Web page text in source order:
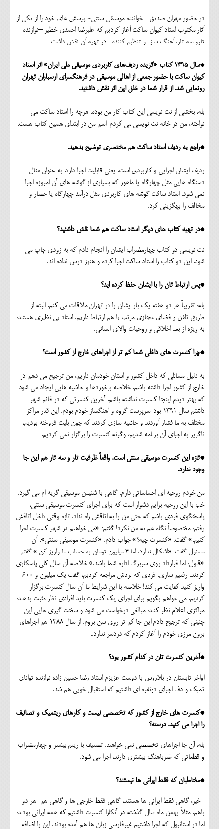
در حضور مهران صدیق –خواننده موسیقی سنتی- پرسش های خود را از یکی از
آثار مکتوب استاد کیوان ساکت آغاز کردیم که علیرضا احمدی خطیر –نوازنده
تارو سه تار، آهنگ ساز و تنظیم کننده- در تهیه آن نقش داشت:
*سال 1395 کتاب «گزیده ردیف‌های کاربردی موسیقی ملی ایران» اثر استاد
کیوان ساکت با حضور جمعی از اهالی موسیقی در فرهنگسرای ارسباران تهران
رونمایی شد. از قرار شما در خلق این اثر نقش داشتید.
بله، بخشی از نت نویسی این کتاب کار من بوده. هرچه را استاد ساکت می
نواخته، من در خانه نت نویسی می کردم. اسم من در ابتدای همین کتاب هست.
*راجع به ردیف استاد ساکت هم مختصری توضیح بدهید.
ردیف ایشان اجرایی و کاربردی است. یعنی قابلیت اجرا دارد. به عنوان مثال
دستگاه هایی مثل چهارگاه یا ماهور که بسیاری از گوشه های آن امروزه اجرا
نمی شود. استاد ساکت گوشه های کاربردی مثل درآمد چهارگاه یا حصار و
مخالف را بهگزینی کرد.
*در تهیه کتاب های دیگر استاد ساکت هم شما نقش داشتید؟
نت نویسی دو کتاب چهارمضراب ایشان را انجام دادم که به زودی چاپ می
شود. این دو کتاب را استاد ساکت اجرا کرده و هنوز درس نداده اند.
*پس ارتباط تان را با ایشان حفظ کرده اید؟
بله، تقریباً هر دو هفته یک بار ایشان را در تهران ملاقات می کنم. البته از
طریق تلفن و فضای مجازی مرتب با هم ارتباط داریم. استاد بی نظیری هستند،
به ویژه از بعد اخلاقی و روحیات والای انسانی.
*چرا کنسرت های داخلی شما کم تر از اجراهای خارج از کشور است؟
به دلیل مسائلی که داخل کشور و استان خودمان داریم، من ترجیح می دهم در
خارج از کشور اجرا داشته باشم. خلاصه برخوردها و حاشیه هایی ایجاد می شود
که بهتر دیدم اینجا کنسرت نداشته باشم. آخرین کنسرتی که در قائم شهر
داشتم سال 1391 بود. سرپرست گروه و آهنگساز خودم بودم. این قدر مراکز
مختلف به ما فشار آوردند و حاشیه سازی کردند که چون بلیت فروخته بودیم،
ناگزیر به اجرای آن برنامه شدیم، وگرنه کنسرت را برگزار نمی کردیم.
*تازه این کنسرت موسیقی سنتی است. واقعاً ظرفیت تار و سه تار هم این جا
وجود ندارد.
من خودم روحیه ای احساساتی دارم. گاهی با شنیدن موسیقی گریه ام می گیرد.
خب با این روحیه برایم دشوار است که برای اجرای کنسرت موسیقی سنتی،
پاسخگوی فردی باشم که حتی من را به اتاقش راه نداد. تازه وقتی داخل اتاقش
رفتم، مخصوصاً نگاه هم به من نکرد! گفتم: «می خواهیم در شهر کنسرت اجرا
کنیم.» گفت: «کنسرت چیه؟» جواب دادم: «کنسرت موسیقی سنتی». آن
مسئول گفت: «اشکال ندارد، اما 4 میلیون تومان به حساب ما واریز کن.» گفتم:
«قبول، اما قرارداد روی سربرگ اداره شما باشد.» خلاصه آن سال کلی پاسکاری
کردند. رفتیم ساری. فردی که نزدش مراجعه کردیم، گفت یک میلیون و 600
واریز کنید کفایت می کند! خلاصه با این شرایط ما آن سال کنسرت برگزار
کردیم. می خواهم بگویم برای اجرای یک کنسرت باید افرادی نظر مثبت بدهند،
مراکزی اعلام نظر کنند، مبالغی درخواست می شود و سخت گیری هایی این
چنینی که ترجیح دادم این جا کم تر روی سن بروم. از سال 1388 هم اجراهای
برون مرزی خودم را آغاز کردم که دردسر ندارد..
*آخرین کنسرت تان در کدام کشور بود؟
اواخر تابستان در بلاروس با دوست عزیزم استاد رضا حسین زاده نوازنده توانای
تمبک و دف اجرای دونفره ای داشتیم که استقبال خوبی هم شد.
*کنسرت های خارج از کشور که تخصصی نیست و کارهای ریتمیک و تصانیف
را اجرا می کنید. درسته؟
بله، آن جا اجراهای تخصصی نمی خواهند. تصنیف با ریتم بیشتر و چهارمضراب
و قطعاتی که ضرباهنگ بیشتری دارند، اجرا می شود.
*مخاطبان که فقط ایرانی ها نیستند؟
-خیر، گاهی فقط ایرانی ها هستند، گاهی فقط خارجی ها و گاهی هم هر دو
باهم. مثلاً بهمن ماه سال گذشته در آنکارا کنسرت داشتیم که همه ایرانی بودند،
اما در استانبول که اجرا داشتیم غیرفارسی زبان ها هم آمده بودند. این را اضافه